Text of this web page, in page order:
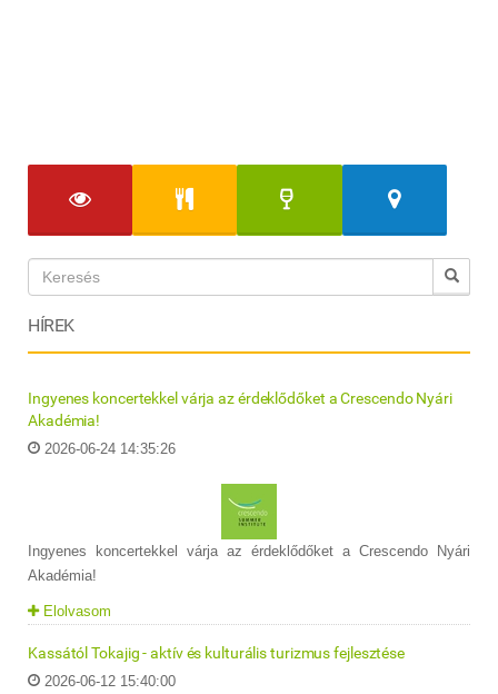
HÍREK
Ingyenes koncertekkel várja az érdeklődőket a Crescendo Nyári
Akadémia!
2026-06-24 14:35:26
Ingyenes koncertekkel várja az érdeklődőket a Crescendo Nyári
Akadémia!
Elolvasom
Kassától Tokajig - aktív és kulturális turizmus fejlesztése
2026-06-12 15:40:00